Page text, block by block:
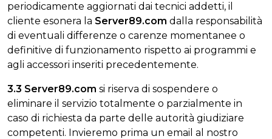
periodicamente aggiornati dai tecnici addetti, il
cliente esonera la Server89.com dalla responsabilità
di eventuali differenze o carenze momentanee o
definitive di funzionamento rispetto ai programmi e
agli accessori inseriti precedentemente.
3.3 Server89.com si riserva di sospendere o
eliminare il servizio totalmente o parzialmente in
caso di richiesta da parte delle autorità giudiziare
competenti. Invieremo prima un email al nostro